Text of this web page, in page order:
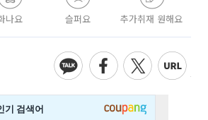
나요 슬퍼요 추가취재 원해요